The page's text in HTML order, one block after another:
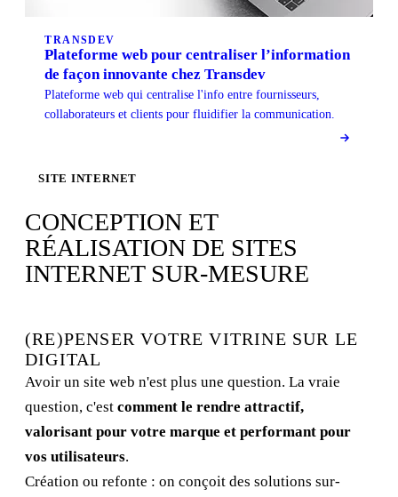
TRANSDEV
Plateforme web pour centraliser l’information
de façon innovante chez Transdev
Plateforme web qui centralise l'info entre fournisseurs,
collaborateurs et clients pour fluidifier la communication.
SITE INTERNET
CONCEPTION ET
RÉALISATION DE SITES
INTERNET SUR-MESURE
(RE)PENSER VOTRE VITRINE SUR LE
DIGITAL
Avoir un site web n'est plus une question. La vraie
question, c'est comment le rendre attractif,
valorisant pour votre marque et performant pour
vos utilisateurs.
Création ou refonte : on conçoit des solutions sur-